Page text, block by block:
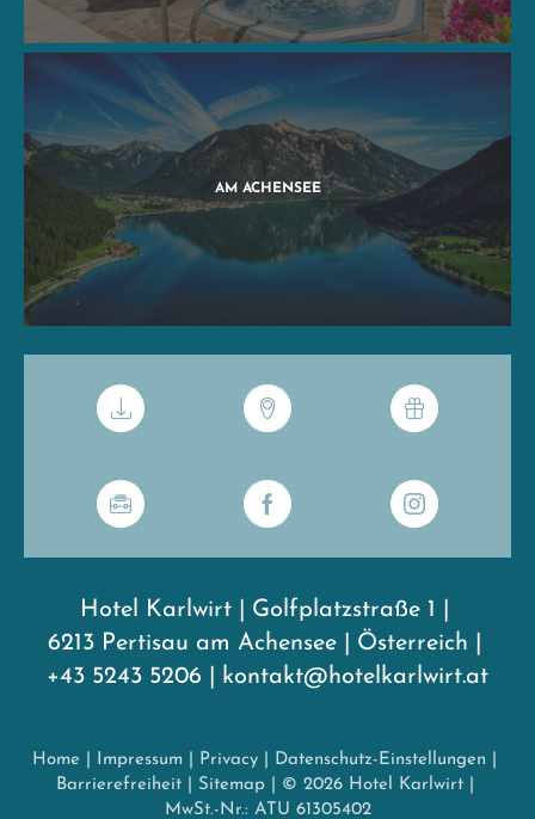
AM ACHENSEE
Hotel Karlwirt| Golfplatzstraße 1
6213 Pertisau am Achensee| Österreich
+43 5243 5206
kontakt@hotelkarlwirt.at
Home Impressum Privacy Datenschutz-Einstellungen
Barrierefreiheit| Sitemap| © 2026 Hotel Karlwirt|
MwSt.-Nr.: ATU 61305402